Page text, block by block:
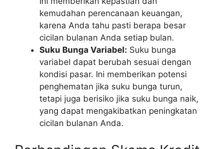
kemudahan perencanaan keuangan,
karena Anda tahu pasti berapa besar
cicilan bulanan Anda setiap bulan.
Suku Bunga Variabel: Suku bunga
variabel dapat berubah sesuai dengan
kondisi pasar. Ini memberikan potensi
penghematan jika suku bunga turun,
tetapi juga berisiko jika suku bunga naik,
yang dapat mengakibatkan peningkatan
cicilan bulanan Anda.